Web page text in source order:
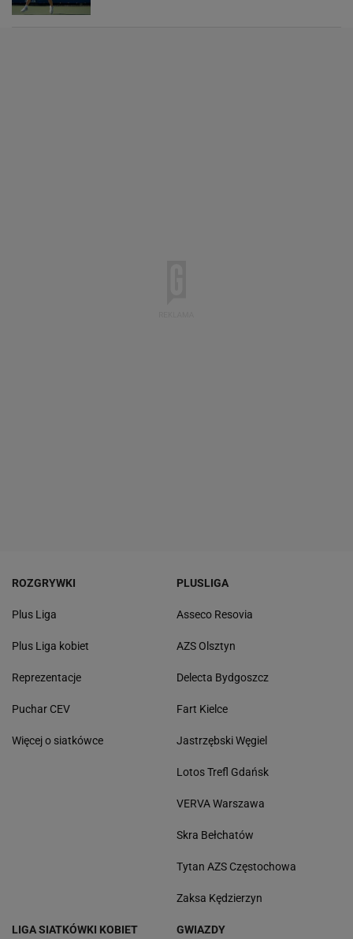
ROZGRYWKI
Plus Liga
Plus Liga kobiet
Reprezentacje
Puchar CEV
Więcej o siatkówce
PLUSLIGA
Asseco Resovia
AZS Olsztyn
Delecta Bydgoszcz
Fart Kielce
Jastrzębski Węgiel
Lotos Trefl Gdańsk
VERVA Warszawa
Skra Bełchatów
Tytan AZS Częstochowa
Zaksa Kędzierzyn
LIGA SIATKÓWKI KOBIET GWIAZDY